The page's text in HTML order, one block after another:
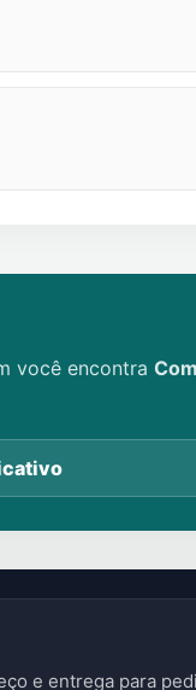
você encontra
e entrega para